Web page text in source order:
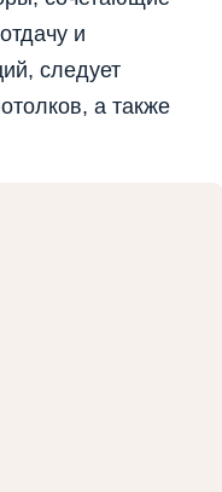
и
следует
а также